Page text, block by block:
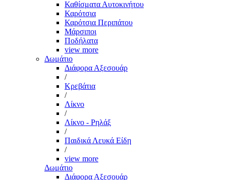
Καθίσματα Αυτοκινήτου
Καρότσια
Καρότσια Περιπάτου
Μάρσιποι
Ποδήλατα
view more
Δωμάτιο
Διάφορα Αξεσουάρ
/
Κρεβάτια
/
Λίκνο
/
Λίκνο - Ρηλάξ
/
Παιδικά Λευκά Είδη
/
view more
Δωμάτιο
Διάφορα Αξεσουάρ